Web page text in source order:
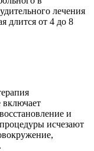
лечения
длится от 4 до 8
включает
и
исчезают